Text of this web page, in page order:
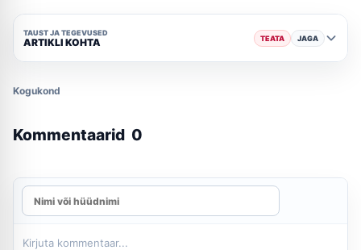
TAUST JA TEGEVUSED
ARTIKLI KOHTA TEATA JAGA
Kogukond
Kommentaarid 0